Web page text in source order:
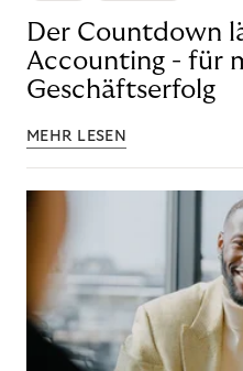
Der Countdown
Accounting - für
Geschäftserfolg
MEHR LESEN